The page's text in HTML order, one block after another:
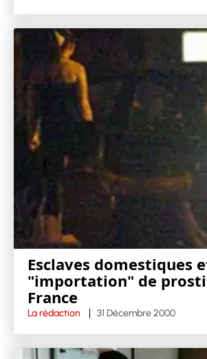
Esclaves domestiques
"importation" de
France
La rédaction 31 Décembre 2000